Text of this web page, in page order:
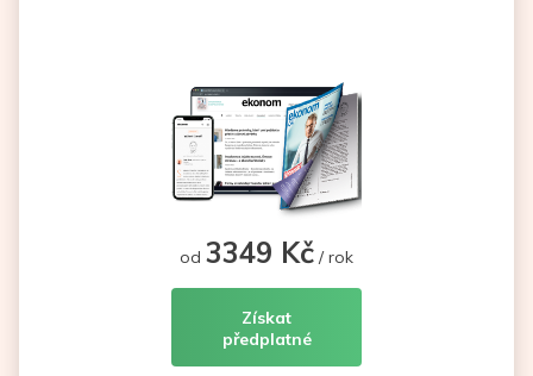
od 3349 Kč / rok
Získat
předplatné